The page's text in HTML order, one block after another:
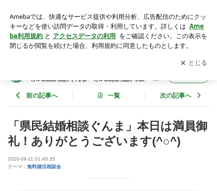
す(^○^) | 群馬県太田市・埼玉県熊谷市 結婚相談所 県民結婚
相談ぐんま・県民結婚相談埼玉 スタッフたちの記
アプリをダウンロードして ブログの更新通知
を受け取りまし
ょう。
開く
県民結婚相談ぐんま・県民結婚相談埼玉 ス
前の記事へ 一覧 次の記事へ
「県民結婚相談ぐんま」本日は満員御
礼！ありがとうございます(^○^)
2020-09-11 01:40:35
テーマ： 無料婚活相談会